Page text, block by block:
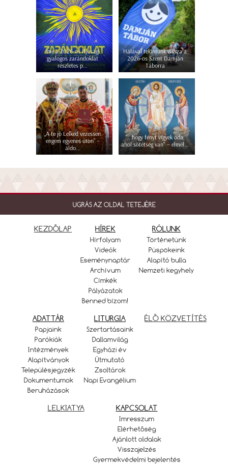
Íme a 2026-os ifjúsági
gyalogos zarándoklat
részletes p...
Hálával tekintünk vissza a
2026-os Szent Damján
Táborra
„A te jó Lelked vezessen
engem egyenes úton” –
áldo...
"...hogy fényt vigyek oda,
ahol sötétség van" – elmél...
UGRÁS AZ OLDAL TETEJÉRE
KEZDŐLAP HÍREK
Hírfolyam
Videók
Eseménynaptár
Archívum
Címkék
Pályázatok
Benned bízom!
RÓLUNK
Történetünk
Püspökeink
Alapító bulla
Nemzeti kegyhely
ADATTÁR
Papjaink
Parókiák
Intézmények
Alapítványok
Településjegyzék
Dokumentumok
Beruházások
LITURGIA
Szertartásaink
Dallamvilág
Egyházi év
Útmutató
Zsoltárok
Napi Evangélium
ÉLŐ KÖZVETÍTÉS
LELKIATYA KAPCSOLAT
Imresszum
Elérhetőség
Ajánlott oldalak
Visszajelzés
Gyermekvédelmi bejelentés